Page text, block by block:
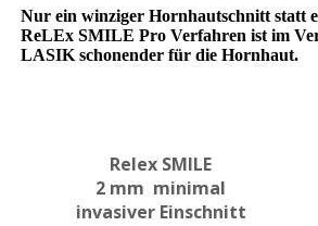
Nur ein winziger Hornhautschnitt statt
ReLEx SMILE Pro Verfahren ist im
LASIK schonender für die Hornhaut.
Relex SMILE
2 mm minimal
invasiver Einschnitt